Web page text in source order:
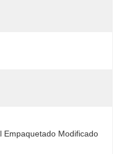
Empaquetado Modificado